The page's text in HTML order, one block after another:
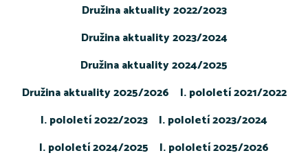
Družina aktuality 2022/2023
Družina aktuality 2023/2024
Družina aktuality 2024/2025
Družina aktuality 2025/2026
I. pololetí 2021/2022
I. pololetí 2022/2023
I. pololetí 2023/2024
I. pololetí 2024/2025
I. pololetí 2025/2026